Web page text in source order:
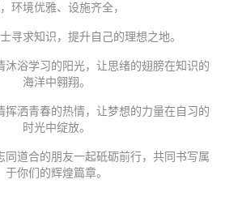
环境优雅、设施齐全，
寻求知识，提升自己的理想之地。
沐浴学习的阳光，让思绪的翅膀在知识的
海洋中翱翔。
挥洒青春的热情，让梦想的力量在自习的
时光中绽放。
同道合的朋友一起砥砺前行，共同书写属
于你们的辉煌篇章。